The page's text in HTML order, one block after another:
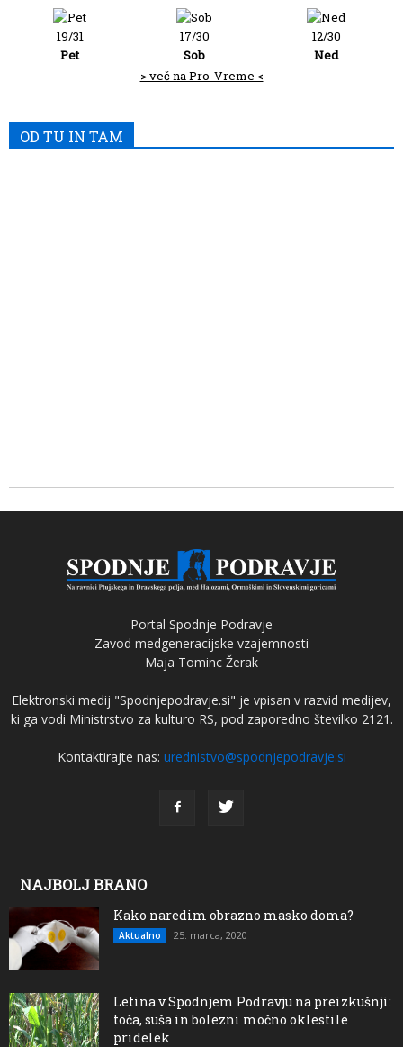
19/31
Pet
17/30
Sob
12/30
Ned
> več na Pro-Vreme <
OD TU IN TAM
Portal Spodnje Podravje
Zavod medgeneracijske vzajemnosti
Maja Tominc Žerak
Elektronski medij "Spodnjepodravje.si" je vpisan v razvid medijev,
ki ga vodi Ministrstvo za kulturo RS, pod zaporedno številko 2121.
Kontaktirajte nas: urednistvo@spodnjepodravje.si
NAJBOLJ BRANO
Kako naredim obrazno masko doma?
Aktualno 25. marca, 2020
Letina v Spodnjem Podravju na preizkušnji:
toča, suša in bolezni močno oklestile
pridelek